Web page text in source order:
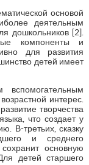
основой
деятельным
дошкольников [2].
компоненты и
для развития
детей имеет
вспомогательным
интерес.
творчества
что создает у
В-третьих, сказку
и среднего
основную
детей старшего